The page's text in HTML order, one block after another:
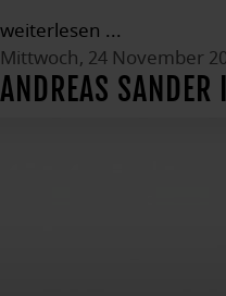
weiterlesen ...
Mittwoch, 24 November
ANDREAS